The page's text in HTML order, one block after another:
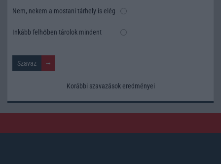
Nem, nekem a mostani tárhely is elég
Inkább felhőben tárolok mindent
Korábbi szavazások eredményei